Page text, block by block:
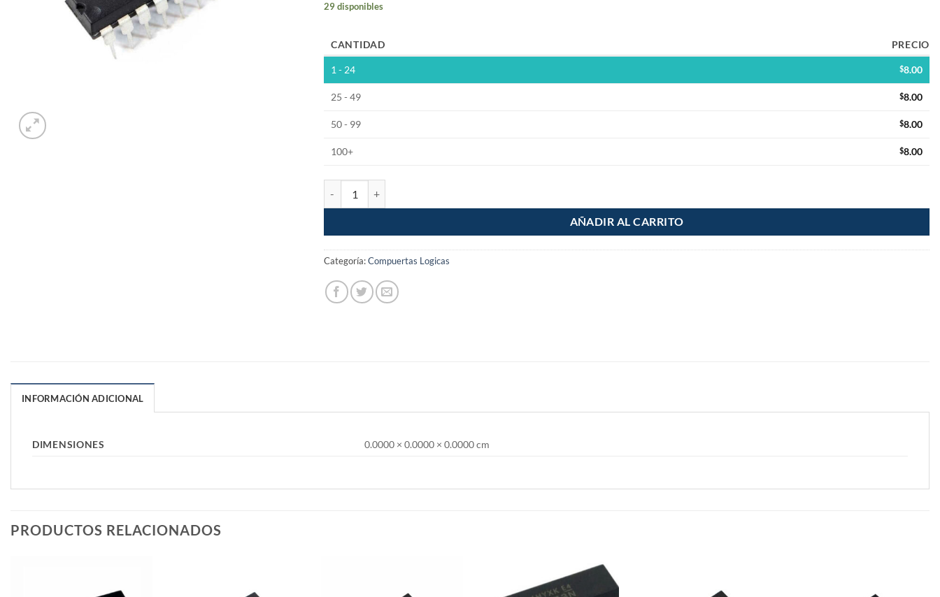
29 disponibles
CANTIDAD PRECIO
1 - 24 $8.00
25 - 49 $8.00
50 - 99 $8.00
100+ $8.00
AÑADIR AL CARRITO
Categoría:Compuertas Logicas
INFORMACIÓN ADICIONAL
DIMENSIONES 0.0000 × 0.0000 × 0.0000 cm
PRODUCTOS RELACIONADOS